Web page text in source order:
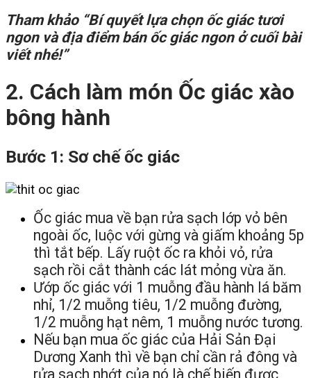
Tham khảo “Bí quyết lựa chọn ốc giác tươi
ngon và địa điểm bán ốc giác ngon ở cuối bài
viết nhé!”
2. Cách làm món Ốc giác xào
bông hành
Bước 1: Sơ chế ốc giác
Ốc giác mua về bạn rửa sạch lớp vỏ bên
ngoài ốc, luộc với gừng và giấm khoảng 5p
thì tắt bếp. Lấy ruột ốc ra khỏi vỏ, rửa
sạch rồi cắt thành các lát mỏng vừa ăn.
Ướp ốc giác với 1 muỗng đầu hành lá băm
nhỉ, 1/2 muỗng tiêu, 1/2 muỗng đường,
1/2 muỗng hạt nêm, 1 muỗng nước tương.
Nếu bạn mua ốc giác của Hải Sản Đại
Dương Xanh thì về bạn chỉ cần rả đông và
rửa sạch nhớt của nó là chế biến được